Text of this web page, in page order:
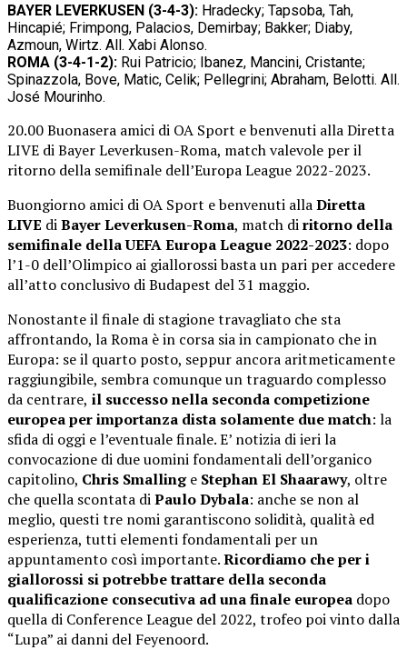
BAYER LEVERKUSEN (3-4-3): Hradecky; Tapsoba, Tah,
Hincapié; Frimpong, Palacios, Demirbay; Bakker; Diaby,
Azmoun, Wirtz. All. Xabi Alonso.
ROMA (3-4-1-2): Rui Patricio; Ibanez, Mancini, Cristante;
Spinazzola, Bove, Matic, Celik; Pellegrini; Abraham, Belotti. All.
José Mourinho.
20.00 Buonasera amici di OA Sport e benvenuti alla Diretta
LIVE di Bayer Leverkusen-Roma, match valevole per il
ritorno della semifinale dell’Europa League 2022-2023.
Buongiorno amici di OA Sport e benvenuti allaDiretta
LIVE diBayer Leverkusen-Roma, match diritorno della
semifinale della UEFA Europa League 2022-2023: dopo
l’1-0 dell’Olimpico ai giallorossi basta un pari per accedere
all’atto conclusivo di Budapest del 31 maggio.
Nonostante il finale di stagione travagliato che sta
affrontando, la Roma è in corsa sia in campionato che in
Europa: se il quarto posto, seppur ancora aritmeticamente
raggiungibile, sembra comunque un traguardo complesso
da centrare, il successo nella seconda competizione
europea per importanza dista solamente due match: la
sfida di oggi e l’eventuale finale. E’ notizia di ieri la
convocazione di due uomini fondamentali dell’organico
capitolino, Chris Smallinge Stephan El Shaarawy, oltre
che quella scontata diPaulo Dybala: anche se non al
meglio, questi tre nomi garantiscono solidità, qualità ed
esperienza, tutti elementi fondamentali per un
appuntamento così importante.Ricordiamo che per i
giallorossi si potrebbe trattare della seconda
qualificazione consecutiva ad una finale europea dopo
quella di Conference League del 2022, trofeo poi vinto dalla
“Lupa” ai danni del Feyenoord.